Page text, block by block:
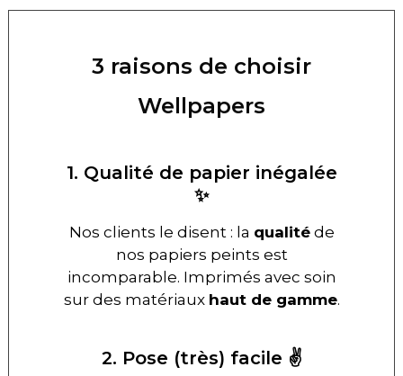
3 raisons de choisir
Wellpapers
1. Qualité de papier inégalée
✨
Nos clients le disent : la qualitéde
nos papiers peints est
incomparable. Imprimés avec soin
sur des matériaux haut de gamme.
2. Pose (très) facile ✌️